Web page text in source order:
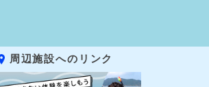
周辺施設へのリンク